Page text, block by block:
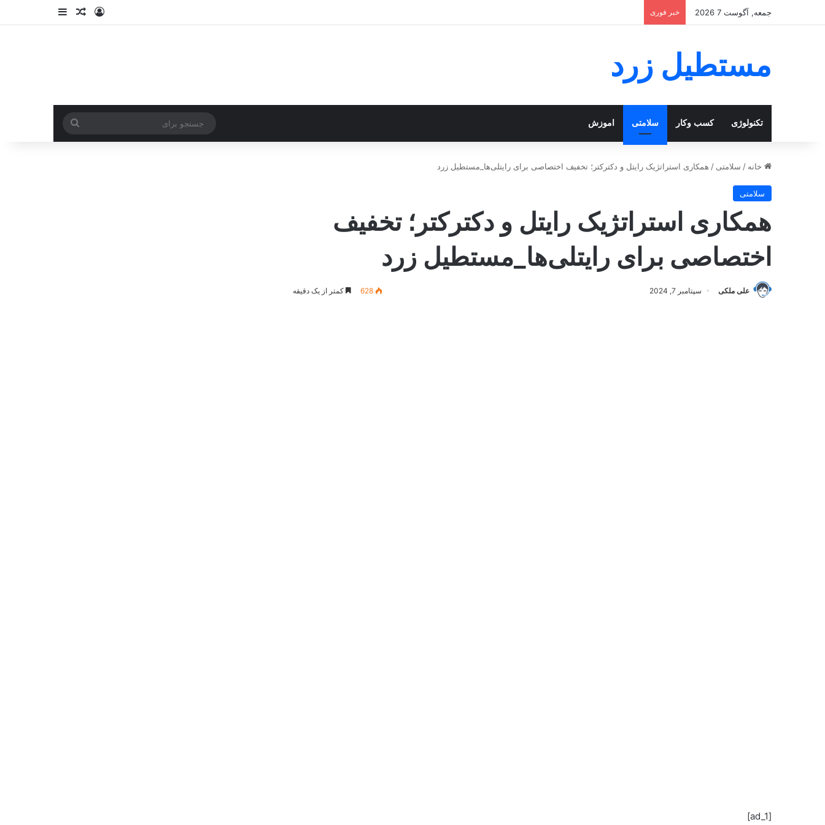
جمعه, آگوست 7 2026 خبر فوری
مستطیل زرد
تکنولوژی کسب وکار سلامتی اموزش
خانه / سلامتی / همکاری استراتژیک رایتل و دکترکتر؛ تخفیف اختصاصی برای رایتلی‌ها_مستطیل زرد
سلامتی
همکاری استراتژیک رایتل و دکترکتر؛ تخفیف
اختصاصی برای رایتلی‌ها_مستطیل زرد
علی ملکی سپتامبر 7, 2024 628 کمتر از یک دقیقه
[ad_1]